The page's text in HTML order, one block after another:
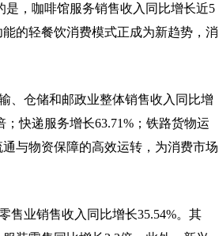
是，咖啡馆服务销售收入同比增长近5
的轻餐饮消费模式正成为新趋势，消
仓储和邮政业整体销售收入同比增
快递服务增长63.71%；铁路货物运
与物资保障的高效运转，为消费市场
业销售收入同比增长35.54%。其